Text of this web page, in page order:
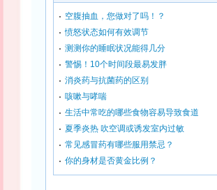
空腹抽血，您做对了吗！？
愤怒状态如何有效调节
测测你的睡眠状况能得几分
警惕！10个时间段最易发胖
消炎药与抗菌药的区别
咳嗽与哮喘
生活中常吃的哪些食物容易导致食道
夏季炎热 吹空调或诱发室内过敏
常见感冒药有哪些服用禁忌？
你的身材是否黄金比例？